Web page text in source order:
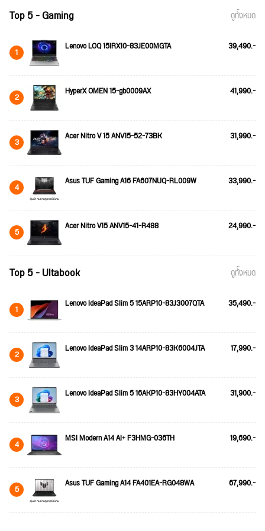
Top 5 - Gaming ดูทั้งหมด
1 Lenovo LOQ 15IRX10-83JE00MGTA 39,490.-
2 HyperX OMEN 15-gb0009AX 41,990.-
3 Acer Nitro V 15 ANV15-52-73BK 31,990.-
4 Asus TUF Gaming A16 FA607NUQ-RL009W 33,990.-
5 Acer Nitro V15 ANV15-41-R488 24,990.-
Top 5 - Ultabook ดูทั้งหมด
1 Lenovo IdeaPad Slim 5 15ARP10-83J3007QTA 35,490.-
2 Lenovo IdeaPad Slim 3 14ARP10-83K6004JTA 17,990.-
3 Lenovo IdeaPad Slim 5 16AKP10-83HY004ATA 31,900.-
4 MSI Modern A14 AI+ F3HMG-036TH 19,690.-
5 Asus TUF Gaming A14 FA401EA-RG048WA 67,990.-